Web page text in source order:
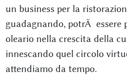
un business per la
guadagnando, potrÃ essere
oleario nella crescita della
innescando quel circolo
attendiamo da tempo.